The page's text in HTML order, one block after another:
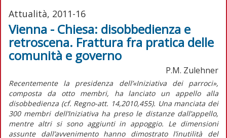
Attualità, 2011-16
Vienna - Chiesa: disobbedienza e
retroscena. Frattura fra pratica delle
comunità e governo
P.M. Zulehner
Recentemente la presidenza dell’«Iniziativa dei parroci»,
composta da otto membri, ha lanciato un appello alla
disobbedienza (cf. Regno-att. 14,2010,455). Una manciata dei
300 membri dell’Iniziativa ha preso le distanze dall’appello,
mentre altri si sono aggiunti in appoggio. Le dimensioni
assunte dall’avvenimento hanno dimostrato l’inutilità del